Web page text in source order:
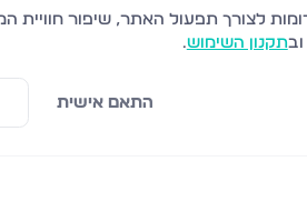
נהריה
עמנואל
ובתקנון השימוש.
התאם אישית